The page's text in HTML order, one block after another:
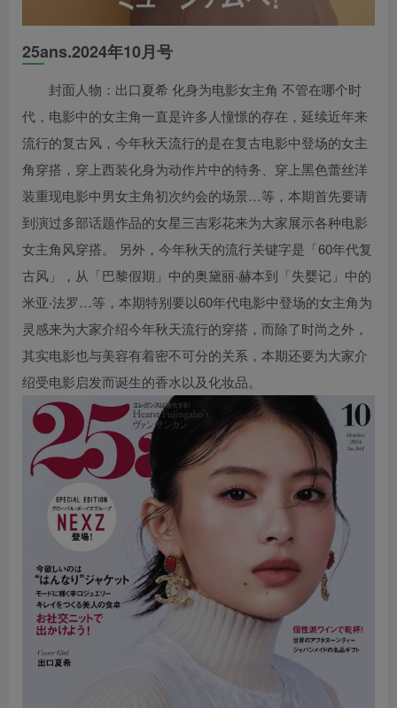
25ans.2024年10月号
封面人物：出口夏希 化身为电影女主角 不管在哪个时
代，电影中的女主角一直是许多人憧憬的存在，延续近年来
流行的复古风，今年秋天流行的是在复古电影中登场的女主
角穿搭，穿上西装化身为动作片中的特务、穿上黑色蕾丝洋
装重现电影中男女主角初次约会的场景…等，本期首先要请
到演过多部话题作品的女星三吉彩花来为大家展示各种电影
女主角风穿搭。 另外，今年秋天的流行关键字是「60年代复
古风」，从「巴黎假期」中的奥黛丽‧赫本到「失婴记」中的
米亚‧法罗…等，本期特别要以60年代电影中登场的女主角为
灵感来为大家介绍今年秋天流行的穿搭，而除了时尚之外，
其实电影也与美容有着密不可分的关系，本期还要为大家介
绍受电影启发而诞生的香水以及化妆品。